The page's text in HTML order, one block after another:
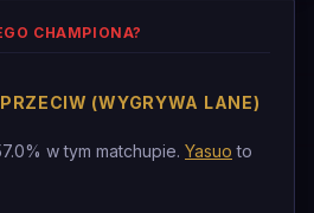
CHAMPIONA?
(WYGRYWA LANE)
w tym matchupie. Yasuo to